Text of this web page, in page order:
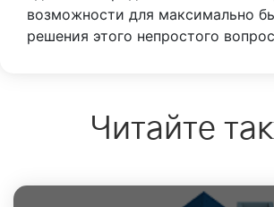
возможности для максимально
решения этого непростого
Читайте